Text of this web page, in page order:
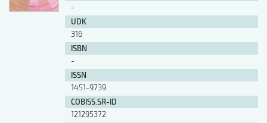
-
UDK
316
ISBN
-
ISSN
1451-9739
COBISS.SR-ID
121295372